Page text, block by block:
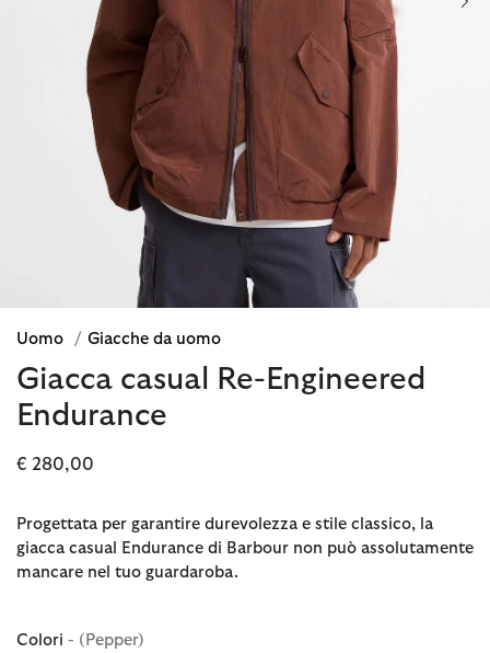
Uomo / Giacche da uomo
Giacca casual Re-Engineered
Endurance
€ 280,00
Progettata per garantire durevolezza e stile classico, la
giacca casual Endurance di Barbour non può assolutamente
mancare nel tuo guardaroba.
Colori - (Pepper)